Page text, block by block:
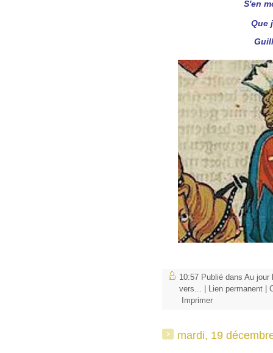
S'en
Que
10:57 Publié dans Au jour
vers...
Lien permanent
Imprimer
mardi, 19